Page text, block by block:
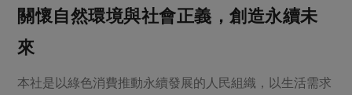
關懷自然環境與社會正義，創造永續未
來
本社是以綠色消費推動永續發展的人民組織，以生活需求